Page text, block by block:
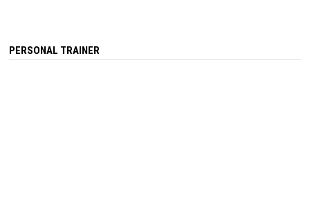
PERSONAL TRAINER